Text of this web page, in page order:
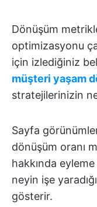
Dönüşüm
optimizasyonu
için izlediğiniz
müşteri yaşam
stratejilerinizin
Sayfa
dönüşüm oranı
hakkında
neyin işe
gösterir.